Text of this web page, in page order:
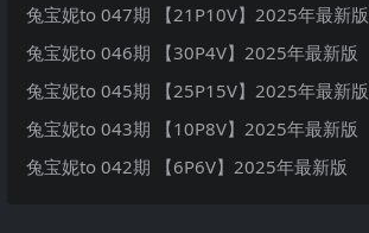
兔宝妮to 047期 【21P10V】2025年最新版
兔宝妮to 046期 【30P4V】2025年最新版
兔宝妮to 045期 【25P15V】2025年最新版
兔宝妮to 043期 【10P8V】2025年最新版
兔宝妮to 042期 【6P6V】2025年最新版